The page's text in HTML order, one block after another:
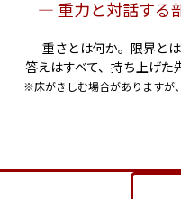
― 重力と対話する
重さとは何か。限界とは
答えはすべて、持ち上げた
※床がきしむ場合がありますが